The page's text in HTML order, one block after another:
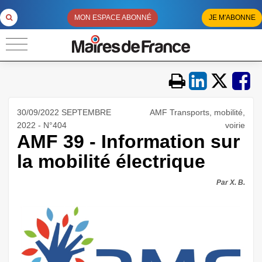
MON ESPACE ABONNÉ JE M'ABONNE
30/09/2022 SEPTEMBRE
2022 - N°404
AMF Transports, mobilité,
voirie
AMF 39 - Information sur
la mobilité électrique
Par X. B.